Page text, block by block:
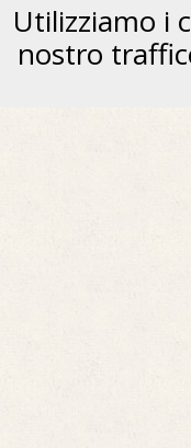
Utilizziamo i
nostro